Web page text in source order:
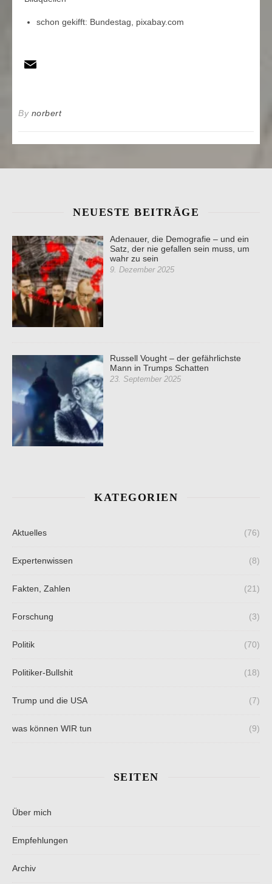
schon gekifft: Bundestag, pixabay.com
By norbert
NEUESTE BEITRÄGE
Adenauer, die Demografie – und ein
Satz, der nie gefallen sein muss, um
wahr zu sein
9. Dezember 2025
Russell Vought – der gefährlichste
Mann in Trumps Schatten
23. September 2025
KATEGORIEN
Aktuelles (76)
Expertenwissen (8)
Fakten, Zahlen (21)
Forschung (3)
Politik (70)
Politiker-Bullshit (18)
Trump und die USA (7)
was können WIR tun (9)
SEITEN
Über mich
Empfehlungen
Archiv